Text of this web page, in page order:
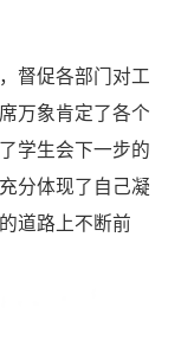
督促各部门对工
万象肯定了各个
学生会下一步的
分体现了自己凝
道路上不断前